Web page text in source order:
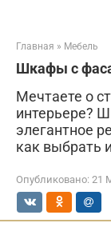
Главная » Мебель
Шкафы с
Мечтаете о
интерьере?
элегантное
как выбрать
Опубликовано: 21